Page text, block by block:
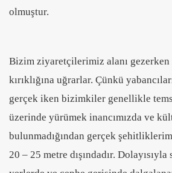
olmuştur.
Bizim ziyaretçilerimiz alanı
kırıklığına uğrarlar. Çünkü
gerçek iken bizimkiler genellikle
üzerinde yürümek inancımızda ve
bulunmadığından gerçek
20 – 25 metre dışındadır.